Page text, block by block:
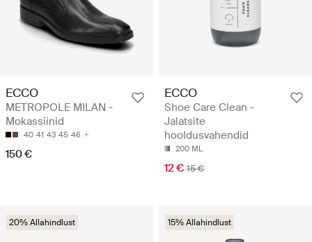
ECCO
METROPOLE MILAN -
Mokassiinid
40 41 43 45 46
150 €
ECCO
Shoe Care Clean -
Jalatsite
hooldusvahendid
200 ML
12 € 15 €
20% Allahindlust 15% Allahindlust